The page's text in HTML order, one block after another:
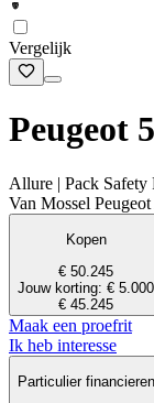
Vergelijk
Peugeot
Allure | Pack Safety
Van Mossel
Kopen
€ 50.245
Jouw korting: € 5.000
€ 45.245
Maak een proefrit
Ik heb interesse
Particulier financieren